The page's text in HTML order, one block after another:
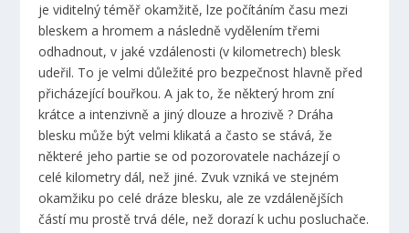
je viditelný téměř okamžitě, lze počítáním času mezi
bleskem a hromem a následně vydělením třemi
odhadnout, v jaké vzdálenosti (v kilometrech) blesk
udeřil. To je velmi důležité pro bezpečnost hlavně před
přicházející bouřkou. A jak to, že některý hrom zní
krátce a intenzivně a jiný dlouze a hrozivě ? Dráha
blesku může být velmi klikatá a často se stává, že
některé jeho partie se od pozorovatele nacházejí o
celé kilometry dál, než jiné. Zvuk vzniká ve stejném
okamžiku po celé dráze blesku, ale ze vzdálenějších
částí mu prostě trvá déle, než dorazí k uchu posluchače.